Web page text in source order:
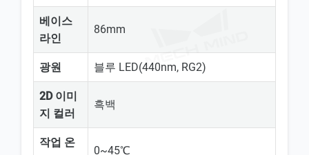
베이스
라인
86mm
광원 블루 LED(440nm, RG2)
2D 이미
지 컬러
흑백
작업 온
0~45℃